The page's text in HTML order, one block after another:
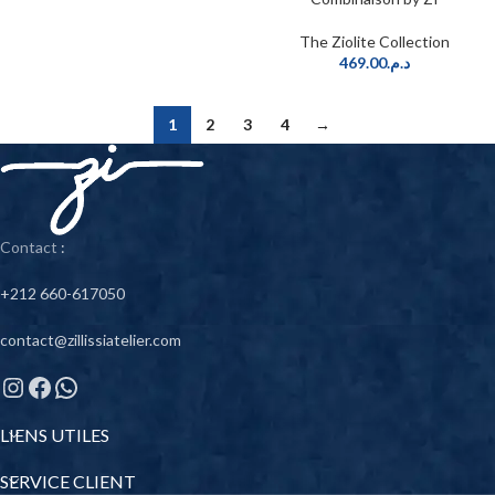
The Ziolite Collection
د.م.469.00
1 2 3 4 →
Contact :
+212 660-617050
contact@zillissiatelier.com
LIENS UTILES
SERVICE CLIENT